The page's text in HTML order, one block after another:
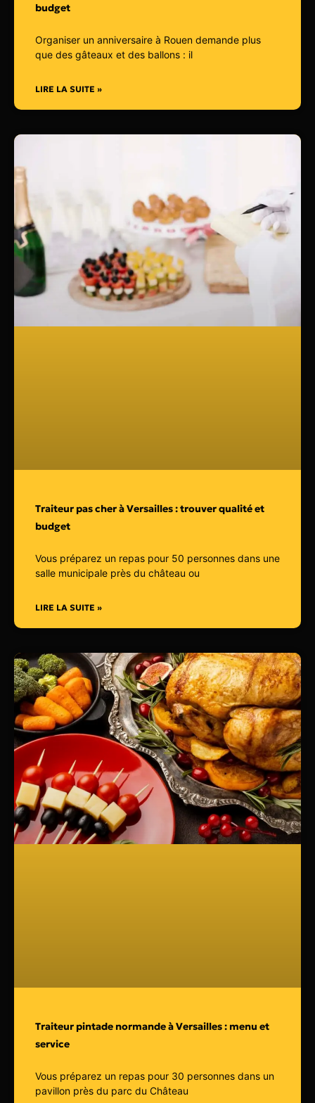
budget
Organiser un anniversaire à Rouen demande plus
que des gâteaux et des ballons : il
LIRE LA SUITE »
Traiteur pas cher à Versailles : trouver qualité et
budget
Vous préparez un repas pour 50 personnes dans une
salle municipale près du château ou
LIRE LA SUITE »
Traiteur pintade normande à Versailles : menu et
service
Vous préparez un repas pour 30 personnes dans un
pavillon près du parc du Château